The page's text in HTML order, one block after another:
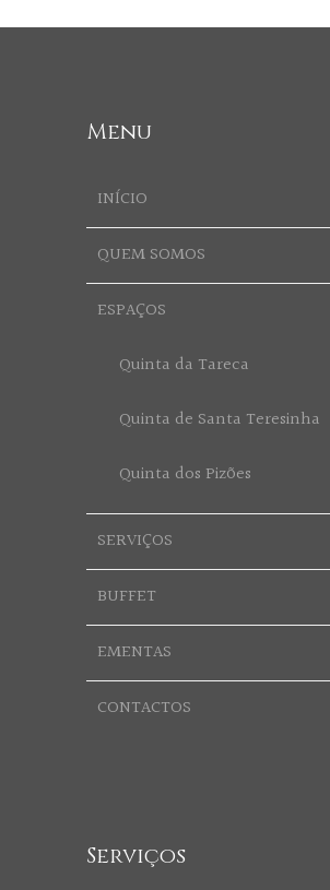
Menu
INÍCIO
QUEM SOMOS
ESPAÇOS
Quinta da Tareca
Quinta de Santa Teresinha
Quinta dos Pizões
SERVIÇOS
BUFFET
EMENTAS
CONTACTOS
Serviços